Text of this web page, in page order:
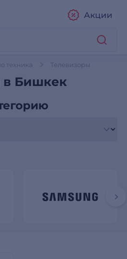
Акции
техника Телевизоры
в Бишкек